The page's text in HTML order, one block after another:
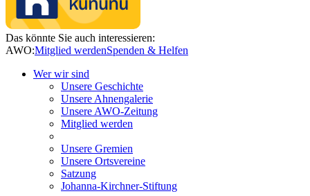
Das könnte Sie auch interessieren:
AWO:Mitglied werdenSpenden & Helfen
Wer wir sind
Unsere Geschichte
Unsere Ahnengalerie
Unsere AWO-Zeitung
Mitglied werden
Unsere Gremien
Unsere Ortsvereine
Satzung
Johanna-Kirchner-Stiftung